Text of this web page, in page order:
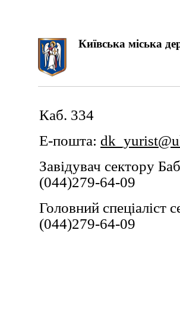
Київська міська
Каб. 334
Е-пошта:
Завідувач сектору
(044)279-64-09
Головний спеціаліст
(044)279-64-09